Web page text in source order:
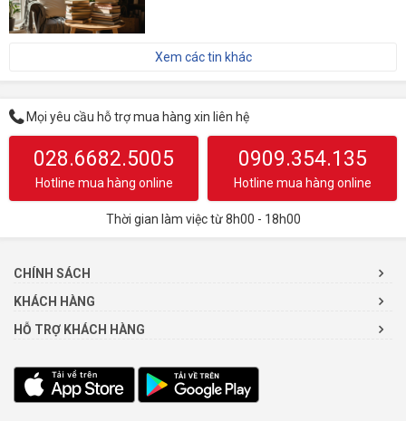
Xem các tin khác
Mọi yêu cầu hỗ trợ mua hàng xin liên hệ
028.6682.5005
Hotline mua hàng online
0909.354.135
Hotline mua hàng online
Thời gian làm việc từ 8h00 - 18h00
CHÍNH SÁCH
KHÁCH HÀNG
HỖ TRỢ KHÁCH HÀNG